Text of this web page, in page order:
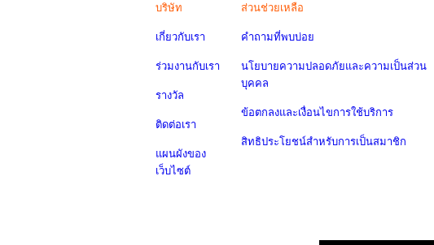
บริษัท
เกี่ยวกับเรา
ร่วมงานกับเรา
รางวัล
ติดต่อเรา
แผนผังของ
เว็บไซต์
ส่วนช่วยเหลือ
คำถามที่พบบ่อย
นโยบายความปลอดภัยและความเป็นส่วน
บุคคล
ข้อตกลงและเงื่อนไขการใช้บริการ
สิทธิประโยชน์สำหรับการเป็นสมาชิก